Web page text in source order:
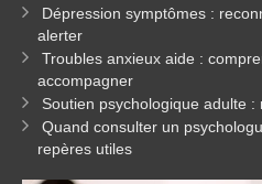
Dépression symptômes :
alerter
Troubles anxieux aide :
accompagner
Soutien psychologique adulte
Quand consulter un
repères utiles